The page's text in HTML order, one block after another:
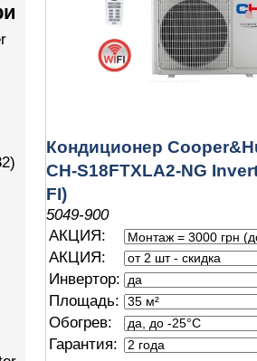
Кондиционер
CH-S18FTXLA2-NG
FI)
5049-900
АКЦИЯ:
АКЦИЯ:
Инвертор:
Площадь:
Обогрев:
Гарантия: